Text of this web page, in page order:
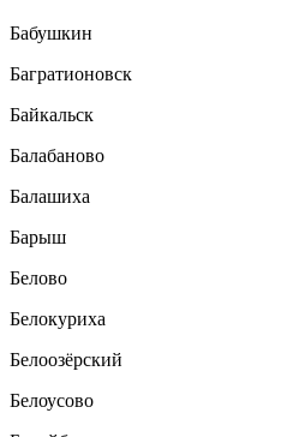
Бабушкин
Багратионовск
Байкальск
Балабаново
Балашиха
Барыш
Белово
Белокуриха
Белоозёрский
Белоусово